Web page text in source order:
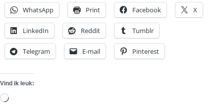
WhatsApp Print Facebook X
LinkedIn Reddit Tumblr
Telegram E-mail Pinterest
Vind ik leuk:
Aan